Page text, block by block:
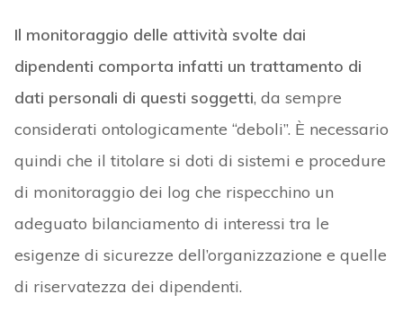
Il monitoraggio delle attività svolte dai
dipendenti comporta infatti un trattamento di
dati personali di questi soggetti, da sempre
considerati ontologicamente “deboli”. È necessario
quindi che il titolare si doti di sistemi e procedure
di monitoraggio dei log che rispecchino un
adeguato bilanciamento di interessi tra le
esigenze di sicurezze dell’organizzazione e quelle
di riservatezza dei dipendenti.